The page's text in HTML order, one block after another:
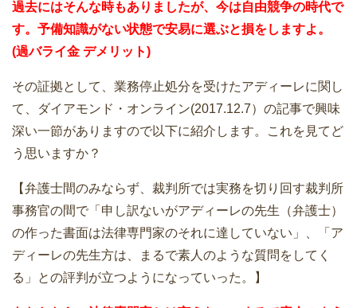
過去にはそんな時もありましたが、今は自由競争の時代で
す。予備知識がない状態で安易に選ぶと損をしますよ。
(過バライ金 デメリット)
その証拠として、業務停止処分を受けたアディーレに関し
て、ダイアモンド・オンライン(2017.12.7）の記事で興味
深い一節がありますので以下に紹介します。これを見てど
う思いますか？
【弁護士間のみならず、裁判所では実務を切り回す裁判所
事務官の間で「申し訳ないがアディーレの先生（弁護士）
の作った書面は法律専門家のそれに達していない」、「ア
ディーレの先生方は、まるで素人のような質問をしてく
る」との評判が立つようになっていった。】